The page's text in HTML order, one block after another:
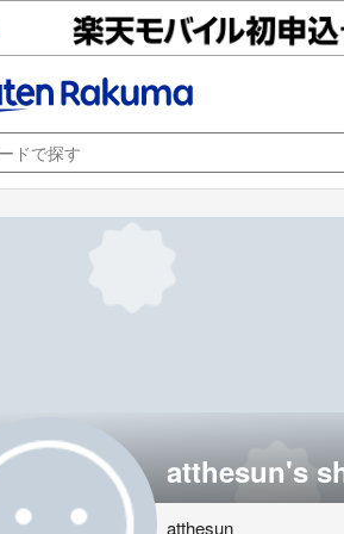
atthesun's
atthesun